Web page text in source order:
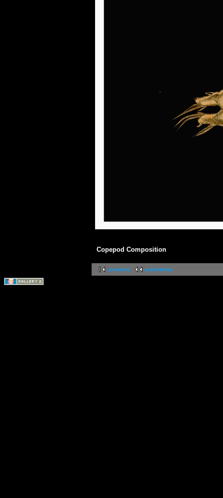
Copepod Composition
première précédente